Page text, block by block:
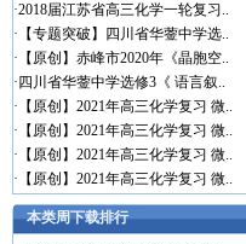
·2018届江苏省高三化学一轮复习..
· 【专题突破】四川省华蓥中学选..
· 【原创】赤峰市2020年《晶胞空..
· 四川省华蓥中学选修3《 语言叙..
· 【原创】2021年高三化学复习 微..
· 【原创】2021年高三化学复习 微..
· 【原创】2021年高三化学复习 微..
· 【原创】2021年高三化学复习 微..
本类周下载排行